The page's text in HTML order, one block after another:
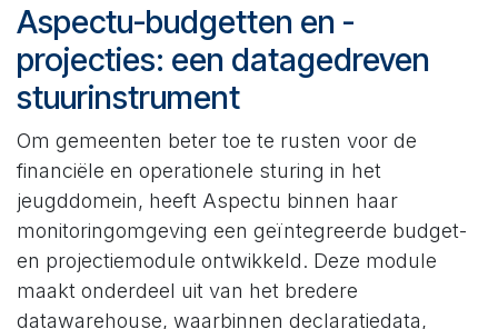
Aspectu-budgetten en -
projecties: een datagedreven
stuurinstrument
Om gemeenten beter toe te rusten voor de
financiële en operationele sturing in het
jeugddomein, heeft Aspectu binnen haar
monitoringomgeving een geïntegreerde budget-
en projectiemodule ontwikkeld. Deze module
maakt onderdeel uit van het bredere
datawarehouse, waarbinnen declaratiedata,